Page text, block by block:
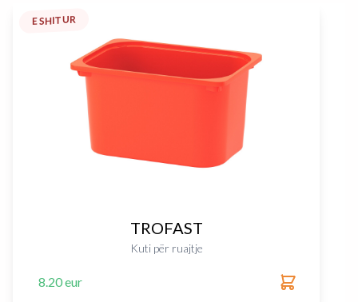
E SHITUR
TROFAST
Kuti për ruajtje
8.20 eur